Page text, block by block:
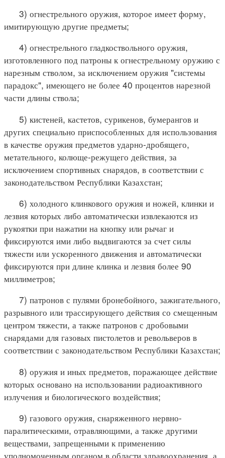
3) огнестрельного оружия, которое имеет форму,
имитирующую другие предметы;
4) огнестрельного гладкоствольного оружия,
изготовленного под патроны к огнестрельному оружию с
нарезным стволом, за исключением оружия "системы
парадокс", имеющего не более 40 процентов нарезной
части длины ствола;
5) кистеней, кастетов, сурикенов, бумерангов и
других специально приспособленных для использования
в качестве оружия предметов ударно-дробящего,
метательного, колюще-режущего действия, за
исключением спортивных снарядов, в соответствии с
законодательством Республики Казахстан;
6) холодного клинкового оружия и ножей, клинки и
лезвия которых либо автоматически извлекаются из
рукоятки при нажатии на кнопку или рычаг и
фиксируются ими либо выдвигаются за счет силы
тяжести или ускоренного движения и автоматически
фиксируются при длине клинка и лезвия более 90
миллиметров;
7) патронов с пулями бронебойного, зажигательного,
разрывного или трассирующего действия со смещенным
центром тяжести, а также патронов с дробовыми
снарядами для газовых пистолетов и револьверов в
соответствии с законодательством Республики Казахстан;
8) оружия и иных предметов, поражающее действие
которых основано на использовании радиоактивного
излучения и биологического воздействия;
9) газового оружия, снаряженного нервно-
паралитическими, отравляющими, а также другими
веществами, запрещенными к применению
уполномоченным органом в области здравоохранения, а